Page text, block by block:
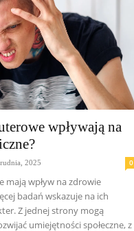
wpływają na
2025 0
mają wpływ na zdrowie
badań wskazuje na ich
Z jednej strony mogą
umiejętności społeczne, z